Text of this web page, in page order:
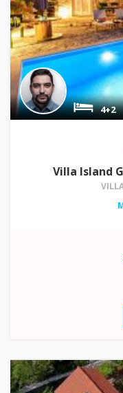
4+2
Villa Island